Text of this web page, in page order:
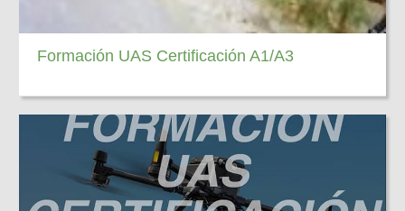
Formación UAS Certificación A1/A3